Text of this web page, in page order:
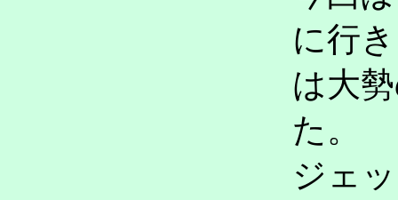
に行
は大
た。
ジェ